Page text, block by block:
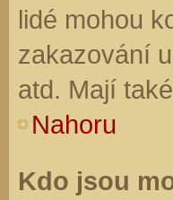
lidé mohou
zakazování
atd. Mají
Nahoru
Kdo jsou